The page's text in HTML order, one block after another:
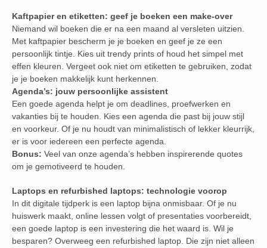
Kaftpapier en etiketten: geef je boeken een make-over
Niemand wil boeken die er na een maand al versleten uitzien.
Met kaftpapier bescherm je je boeken en geef je ze een
persoonlijk tintje. Kies uit trendy prints of houd het simpel met
effen kleuren. Vergeet ook niet om etiketten te gebruiken, zodat
je je boeken makkelijk kunt herkennen.
Agenda’s: jouw persoonlijke assistent
Een goede agenda helpt je om deadlines, proefwerken en
vakanties bij te houden. Kies een agenda die past bij jouw stijl
en voorkeur. Of je nu houdt van minimalistisch of lekker kleurrijk,
er is voor iedereen een perfecte agenda.
Bonus: Veel van onze agenda’s hebben inspirerende quotes
om je gemotiveerd te houden.
Laptops en refurbished laptops: technologie voorop
In dit digitale tijdperk is een laptop bijna onmisbaar. Of je nu
huiswerk maakt, online lessen volgt of presentaties voorbereidt,
een goede laptop is een investering die het waard is. Wil je
besparen? Overweeg een refurbished laptop. Die zijn niet alleen